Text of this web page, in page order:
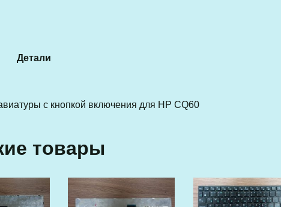
Детали
с кнопкой включения для HP CQ60
товары